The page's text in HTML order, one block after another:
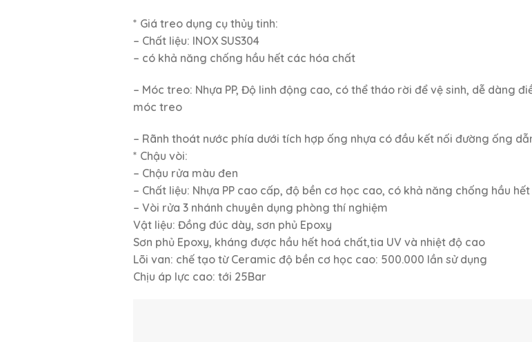
* Giá treo dụng cụ thủy tinh:
– Chất liệu: INOX SUS304
– có khả năng chống hầu hết các hóa chất
– Móc treo: Nhựa PP, Độ linh động cao, có thể tháo rời để vệ sinh, dễ dàng
móc treo
– Rãnh thoát nước phía dưới tích hợp ống nhựa có đầu kết nối đường ống
* Chậu vòi:
– Chậu rửa màu đen
– Chất liệu: Nhựa PP cao cấp, độ bền cơ học cao, có khả năng chống hầu
– Vòi rửa 3 nhánh chuyên dụng phòng thí nghiệm
Vật liệu: Đồng đúc dày, sơn phủ Epoxy
Sơn phủ Epoxy, kháng được hầu hết hoá chất,tia UV và nhiệt độ cao
Lõi van: chế tạo từ Ceramic độ bền cơ học cao: 500.000 lần sử dụng
Chịu áp lực cao: tới 25Bar